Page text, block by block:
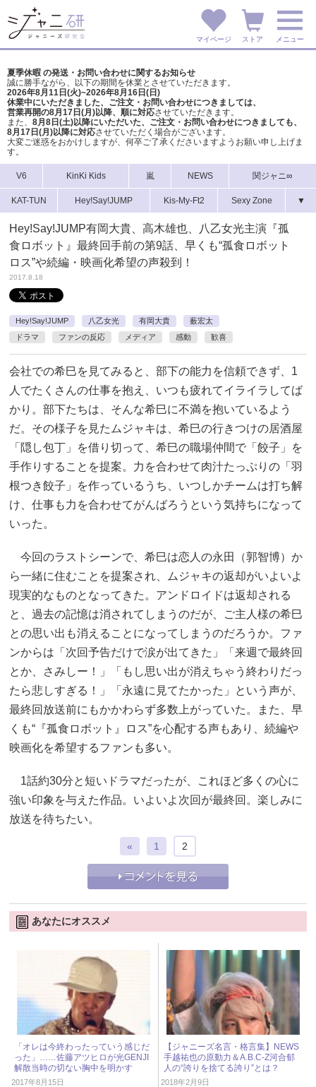
マイページ ストア メニュー
夏季休暇 の発送・お問い合わせに関するお知らせ
誠に勝手ながら、以下の期間を休業とさせていただきます。
2026年8月11日(火)~2026年8月16日(日)
休業中にいただきました、ご注文・お問い合わせにつきましては、
営業再開の8月17日(月)以降、順に対応させていただきます。
また、 8月8日(土)以降にいただいた、ご注文・ お問い合わせにつきましても、
8月17日(月)以降に対応させていただく場合がございます。
大変ご迷惑をおかけしますが、 何卒ご了承くださいますようお願い申し上げま
す。
V6 KinKi Kids 嵐 NEWS 関ジャニ∞
KAT-TUN Hey!Say!JUMP Kis-My-Ft2 Sexy Zone ▼
Hey!Say!JUMP有岡大貴、高木雄也、八乙女光主演『孤
食ロボット』最終回手前の第9話、早くも“孤食ロボット
ロス”や続編・映画化希望の声殺到！
2017.8.18
Hey!Say!JUMP 八乙女光 有岡大貴
薮宏太
ドラマ
ファンの反応 メディア 感動 歓喜
会社での希巳を見てみると、部下の能力を信頼できず、1
人でたくさんの仕事を抱え、いつも疲れてイライラしてば
かり。部下たちは、そんな希巳に不満を抱いているよう
だ。その様子を見たムジャキは、希巳の行きつけの居酒屋
「隠し包丁」を借り切って、希巳の職場仲間で「餃子」を
手作りすることを提案。力を合わせて肉汁たっぷりの「羽
根つき餃子」を作っているうち、いつしかチームは打ち解
け、仕事も力を合わせてがんばろうという気持ちになって
いった。
今回のラストシーンで、希巳は恋人の永田（郭智博）か
ら一緒に住むことを提案され、ムジャキの返却がいよいよ
現実的なものとなってきた。アンドロイドは返却される
と、過去の記憶は消されてしまうのだが、ご主人様の希巳
との思い出も消えることになってしまうのだろうか。ファ
ンからは「次回予告だけで涙が出てきた」「来週で最終回
とか、さみしー！」「もし思い出が消えちゃう終わりだっ
たら悲しすぎる！」「永遠に見てたかった」という声が、
最終回放送前にもかかわらず多数上がっていた。また、早
くも“『孤食ロボット』ロス”を心配する声もあり、続編や
映画化を希望するファンも多い。
1話約30分と短いドラマだったが、これほど多くの心に
強い印象を与えた作品。いよいよ次回が最終回。楽しみに
放送を待ちたい。
« 1 2
あなたにオススメ
「オレは今終わったっていう感じだ
った」……佐藤アツヒロが光GENJI
解散当時の切ない胸中を明かす
2017年8月15日
【ジャニーズ名言・格言集】NEWS
手越祐也の原動力＆A.B.C-Z河合郁
人の“誇りを捨てる誇り”とは？
2018年2月9日